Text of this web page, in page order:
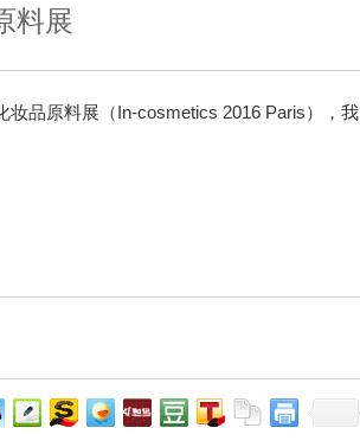
料展
妆品原料展（In-cosmetics 2016 Paris），我